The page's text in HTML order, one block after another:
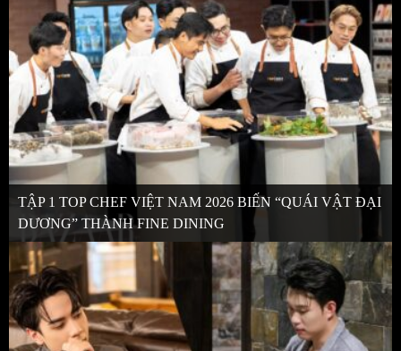
TẬP 1 TOP CHEF VIỆT NAM 2026 BIẾN “QUÁI VẬT ĐẠI
DƯƠNG” THÀNH FINE DINING